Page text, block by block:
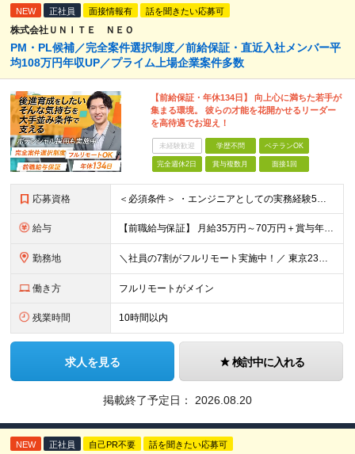
NEW 正社員 面接情報有 話を聞きたい応募可
株式会社ＵＮＩＴＥ ＮＥＯ
PM・PL候補／完全案件選択制度／前給保証・直近入社メンバー平
均108万円年収UP／プライム上場企業案件多数
【前給保証・年休134日】 向上心に満ちた若手が
集まる環境。 彼らの才能を花開かせるリーダー
を高待遇でお迎え！
未経験歓迎 学歴不問 ベテランOK
完全週休2日 賞与複数月 面接1回
応募資格 ＜必須条件＞ ・エンジニアとしての実務経験5年以上 ＜尚可条件＞ ・PM、PL経験 ・後輩指導やチームリーダーなど、何らかのリード経験 ※リーダー未経験の方のご応募も大歓迎です！ポテンシャル採用を
給与 【前職給与保証】 月給35万円～70万円＋賞与年2回＋各種手当 ※前職の給与・スキル・経験を考慮の上、決定いたします。 ※月給には固定残業代（月30時間分／5万円～10万円）を含みます。超過分は別途
勤務地 ＼社員の7割がフルリモート実施中！／ 東京23区内など1都3県を中心としたプロジェクト先での勤務となります。 ※勤務地は希望を考慮します ≪本社≫ 東京都渋谷区恵比寿南1丁目3番7号 隅越ビル5階
働き方 フルリモートがメイン
残業時間 10時間以内
求人を見る 検討中に入れる
掲載終了予定日： 2026.08.20
NEW 正社員 自己PR不要 話を聞きたい応募可